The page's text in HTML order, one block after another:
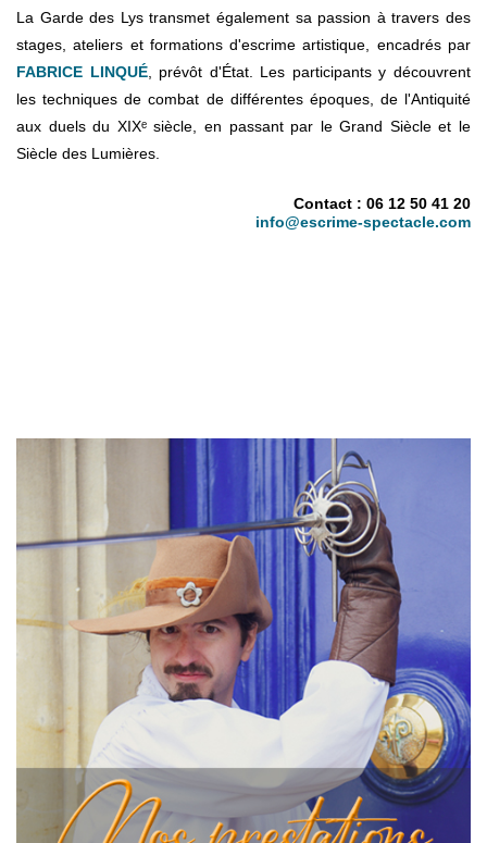
La Garde des Lys transmet également sa passion à travers des
stages, ateliers et formations d'escrime artistique, encadrés par
FABRICE LINQUÉ, prévôt d'État. Les participants y découvrent
les techniques de combat de différentes époques, de l'Antiquité
aux duels du XIXᵉ siècle, en passant par le Grand Siècle et le
Siècle des Lumières.
Contact : 06 12 50 41 20
info@escrime-spectacle.com